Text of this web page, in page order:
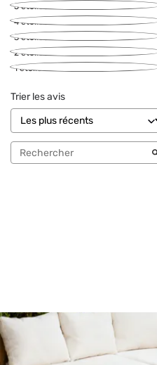
5étoiles
4étoiles
3étoiles
2étoiles
1étoile
Trier les avis